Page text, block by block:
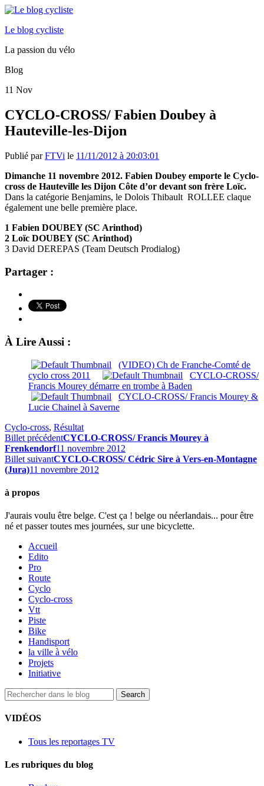
Le blog cycliste
La passion du vélo
Blog
11 Nov
CYCLO-CROSS/ Fabien Doubey à
Hauteville-les-Dijon
Publié parFTVi le 11/11/2012 à 20:03:01
Dimanche 11 novembre 2012. Fabien Doubey emporte le Cyclo-
cross de Hauteville les Dijon Côte d’or devant son frère Loïc.
Dans la catégorie Benjamins, le Dolois Thibault ROLLEE claque
également une belle première place.
1 Fabien DOUBEY (SC Arinthod)
2 Loïc DOUBEY (SC Arinthod)
3 David DEREPAS (Team Deutsch Prodialog)
Partager :
À Lire Aussi :
(VIDEO) Ch de Franche-Comté de
cyclo cross 2011
CYCLO-CROSS/
Francis Mourey démarre en trombe à Baden
CYCLO-CROSS/ Francis Mourey &
Lucie Chainel à Saverne
Cyclo-cross, Résultat
Billet précédentCYCLO-CROSS/ Francis Mourey à
Frenkendorf11 novembre 2012
Billet suivantCYCLO-CROSS/ Cédric Sire à Vers-en-Montagne
(Jura)11 novembre 2012
à propos
J'aurais voulu être belge. C'est ça ! belge ou néerlandais... pour être
né et passer toutes mes journées, sur une bicyclette.
Accueil
Edito
Pro
Route
Cyclo
Cyclo-cross
Vtt
Piste
Bike
Handisport
la ville à vélo
Projets
Initiative
VIDÉOS
Tous les reportages TV
Les rubriques du blog